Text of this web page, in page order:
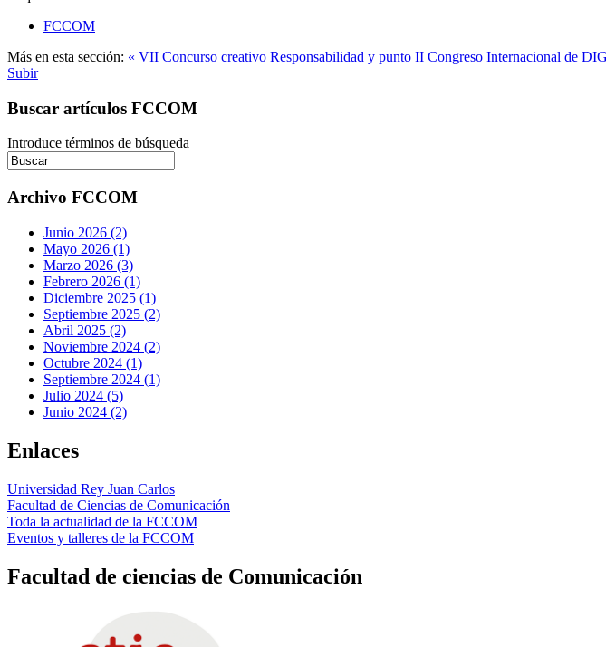
FCCOM
Más en esta sección: « VII Concurso creativo Responsabilidad y punto II Congreso Internacional de
Subir
Buscar artículos FCCOM
Introduce términos de búsqueda
Archivo FCCOM
Junio 2026 (2)
Mayo 2026 (1)
Marzo 2026 (3)
Febrero 2026 (1)
Diciembre 2025 (1)
Septiembre 2025 (2)
Abril 2025 (2)
Noviembre 2024 (2)
Octubre 2024 (1)
Septiembre 2024 (1)
Julio 2024 (5)
Junio 2024 (2)
Enlaces
Universidad Rey Juan Carlos
Facultad de Ciencias de Comunicación
Toda la actualidad de la FCCOM
Eventos y talleres de la FCCOM
Facultad de ciencias de Comunicación